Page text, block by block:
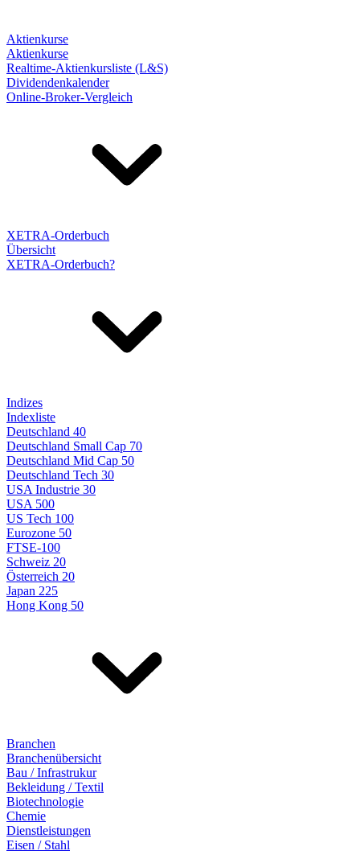
Aktienkurse
Aktienkurse
Realtime-Aktienkursliste (L&S)
Dividendenkalender
Online-Broker-Vergleich
XETRA-Orderbuch
Übersicht
XETRA-Orderbuch?
Indizes
Indexliste
Deutschland 40
Deutschland Small Cap 70
Deutschland Mid Cap 50
Deutschland Tech 30
USA Industrie 30
USA 500
US Tech 100
Eurozone 50
FTSE-100
Schweiz 20
Österreich 20
Japan 225
Hong Kong 50
Branchen
Branchenübersicht
Bau / Infrastrukur
Bekleidung / Textil
Biotechnologie
Chemie
Dienstleistungen
Eisen / Stahl